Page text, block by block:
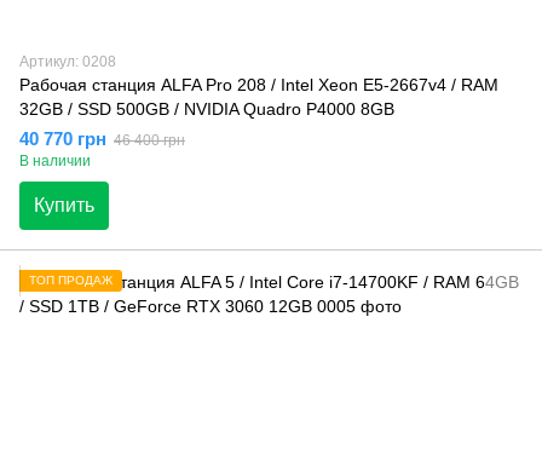
Артикул: 0208
Рабочая станция ALFA Pro 208 / Intel Xeon E5-2667v4 / RAM
32GB / SSD 500GB / NVIDIA Quadro P4000 8GB
40 770 грн 46 400 грн
В наличии
Купить
ТОП ПРОДАЖ